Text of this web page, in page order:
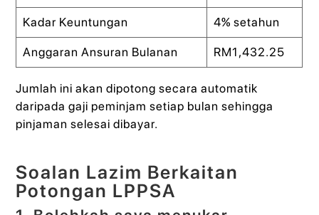
Kadar Keuntungan 4% setahun
Anggaran Ansuran Bulanan RM1,432.25
Jumlah ini akan dipotong secara automatik
daripada gaji peminjam setiap bulan sehingga
pinjaman selesai dibayar.
Soalan Lazim Berkaitan
Potongan LPPSA